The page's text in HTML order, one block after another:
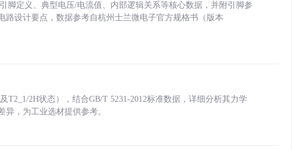
脚定义、典型电压/电流值、内部逻辑关系等核心数据，并附引脚参
设计要点，数据参考自杭州士兰微电子官方规格书（版本
2H状态），结合GB/T 5231-2012标准数据，详细分析其力学
，为工业选材提供参考。